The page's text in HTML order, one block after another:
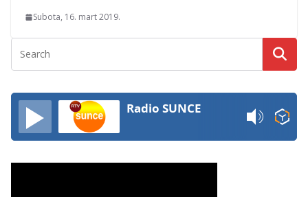
Subota, 16. mart 2019.
Radio SUNCE